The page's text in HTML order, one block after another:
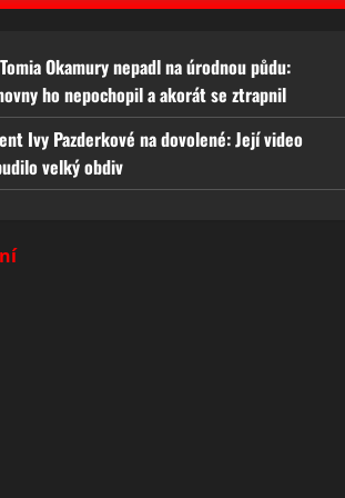
Okamury nepadl na úrodnou půdu:
ho nepochopil a akorát se ztrapnil
Ivy Pazderkové na dovolené: Její video
velký obdiv